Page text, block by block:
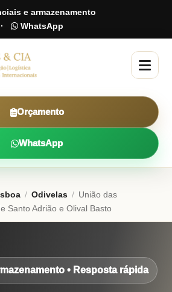
e armazenamento
WhatsApp
Orçamento
WhatsApp
/ Odivelas / União das
Santo Adrião e Olival Basto
• Resposta rápida